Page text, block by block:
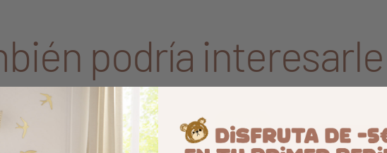
podría interesarle
Aggiungi ai preferiti
borrar favoritos